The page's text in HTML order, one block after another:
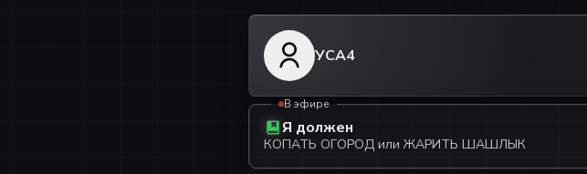
УСА4
В эфире
Я должен
КОПАТЬ ОГОРОД или ЖАРИТЬ ШАШЛЫК